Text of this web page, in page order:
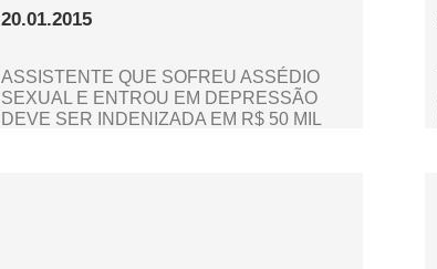
20.01.2015
ASSISTENTE QUE SOFREU ASSÉDIO
SEXUAL E ENTROU EM DEPRESSÃO
DEVE SER INDENIZADA EM R$ 50 MIL